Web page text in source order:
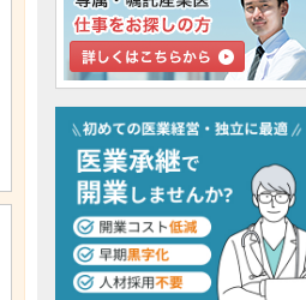
検討中リストに追加